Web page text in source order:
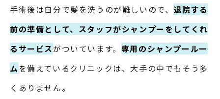
手術後は自分で髪を洗うのが難しいので、 退院する
前の準備として、スタッフがシャンプーをしてくれ
るサービスがついています。 専用のシャンプールー
ムを備えているクリニックは、大手の中でもそう多
くありません。